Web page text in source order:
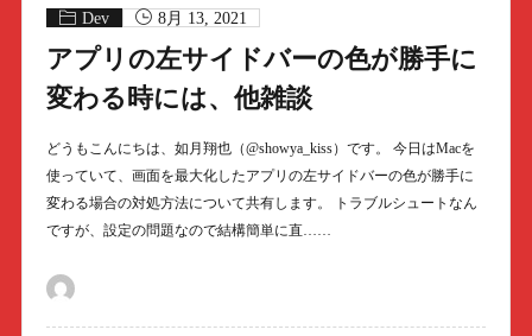
Dev 8月 13, 2021
アプリの左サイドバーの色が勝手に
変わる時には、他雑談
どうもこんにちは、如月翔也（@showya_kiss）です。 今日はMacを
使っていて、画面を最大化したアプリの左サイドバーの色が勝手に
変わる場合の対処方法について共有します。 トラブルシュートなん
ですが、設定の問題なので結構簡単に直……